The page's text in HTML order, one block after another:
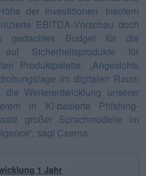
der Investitionen. Insofern
EBITDA-Vorschau doch
gedachtes Budget für die
Sicherheitsprodukte für
Produktpalette. „Angesichts
im digitalen Raum
Weiterentwicklung unserer
in KI-basierte Phishing-
großer Sprachmodelle im
sagt Cserna.
1 Jahr